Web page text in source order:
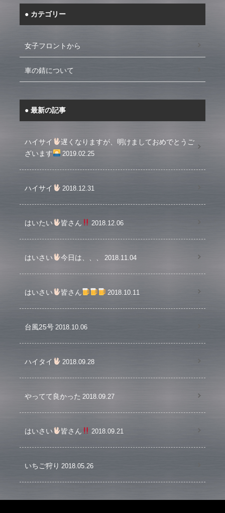
カテゴリー
女子フロントから
車の錆について
最新の記事
ハイサイ
遅くなりますが、明けましておめでとうご
ざいます
2019.02.25
ハイサイ 2018.12.31
はいたい 皆さん 2018.12.06
はいさい 今日は、、、 2018.11.04
はいさい 皆さん 2018.10.11
台風25号 2018.10.06
ハイタイ 2018.09.28
やってて良かった 2018.09.27
はいさい 皆さん 2018.09.21
いちご狩り 2018.05.26